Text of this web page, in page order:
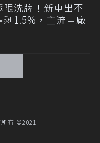
限洗牌！新車出不
剩1.5%，主流車廠
有 ©2021